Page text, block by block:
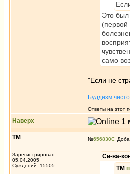
Это
(первой
само
"Если не
Буддизм
Ответы на этот
Наверх
ТМ
Зарегистрирован:
05.04.2005
Суждений: 15505
№656830
Си-ва-
ТМ